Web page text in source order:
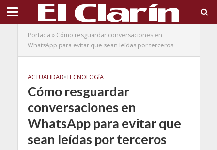
Portada » Cómo resguardar conversaciones en
WhatsApp para evitar que sean leídas por terceros
ACTUALIDAD•TECNOLOGÍA
Cómo resguardar
conversaciones en
WhatsApp para evitar que
sean leídas por terceros